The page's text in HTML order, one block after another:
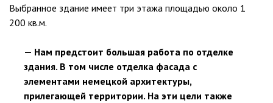
Выбранное здание имеет три этажа площадью около 1
200 кв.м.
— Нам предстоит большая работа по отделке
здания. В том числе отделка фасада с
элементами немецкой архитектуры,
прилегающей территории. На эти цели также